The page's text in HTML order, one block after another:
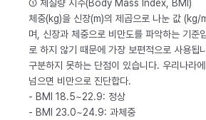
① 체질량 지수(Body Mass Index, BMI)
체중(kg)을 신장(m)의 제곱으로 나눈 값 (kg/
며, 신장과 체중으로 비만도를 파악하는 기준
로 하지 않기 때문에 가장 보편적으로 사용됩
구분하지 못하는 단점이 있습니다. 우리나라
넘으면 비만으로 진단합다.
- BMI 18.5~22.9: 정상
- BMI 23.0~24.9: 과체중